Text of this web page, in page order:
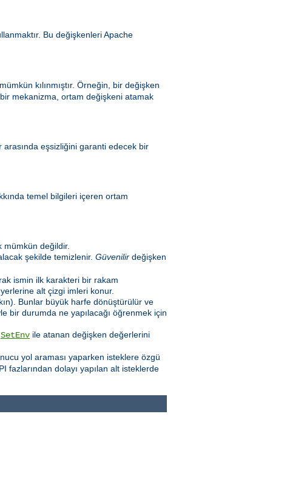
Bu değişkenleri Apache
kılınmıştır. Örneğin, bir değişken
mekanizma, ortam değişkeni atamak
eşsizliğini garanti edecek bir
temel bilgileri içeren ortam
değildir.
şekilde temizlenir. Güvenilir değişken
ismin ilk karakteri bir rakam
alt çizgi imleri konur.
Bunlar büyük harfe dönüştürülür ve
bir durumda ne yapılacağı öğrenmek için
SetEnv ile atanan değişken değerlerini
yol araması yaparken isteklere özgü
fazlarından dolayı yapılan alt isteklerde